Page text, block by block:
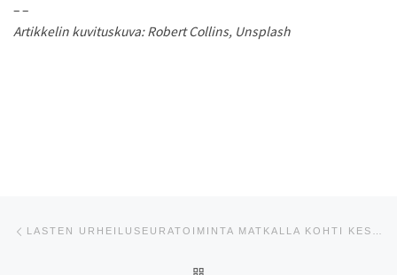
– –
Artikkelin kuvituskuva: Robert Collins, Unsplash
Artikkelien navigointi